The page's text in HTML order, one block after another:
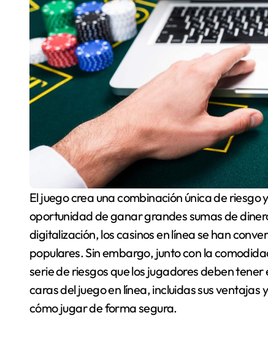
El juego crea una combinación única de riesgo y recompensa, que atrae a los jugadores con la
oportunidad de ganar grandes sumas de
digitalización, los casinos en línea se han
populares. Sin embargo, junto con la
serie de riesgos que los jugadores deben
caras del juego en línea, incluidas sus
cómo jugar de forma segura.